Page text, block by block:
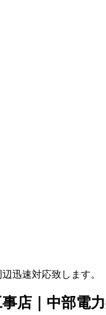
迅速対応致します。
店｜中部電